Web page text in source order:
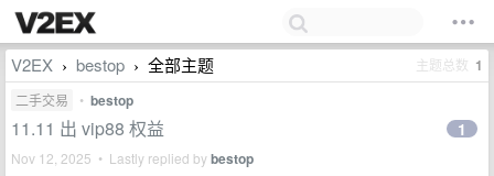
V2EX › bestop › 全部主题 主题总数 1
二手交易 • bestop
11.11 出 vip88 权益
Nov 12, 2025 • Lastly replied bybestop
1